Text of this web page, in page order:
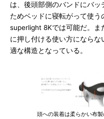
は、後頭部側のバンドにバ
ためベッドに寝転がって使
superlight 8Kでは可能だ。ま
に押し付ける使い方になら
適な構造となっている。
頭への装着は柔らかい布